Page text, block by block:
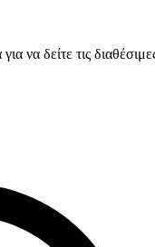
να δείτε τις